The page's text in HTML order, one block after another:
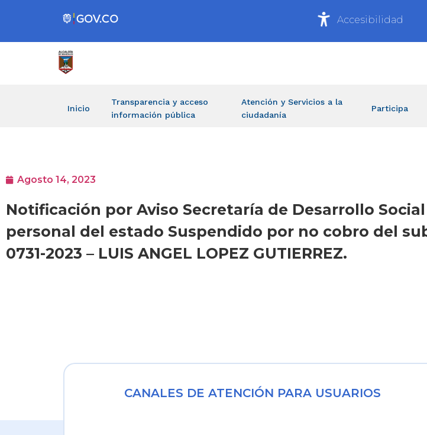
Accesibilidad
Inicio
Transparencia y acceso
información pública
Atención y Servicios a la
ciudadanía
Participa
Agosto 14, 2023
Notificación por Aviso Secretaría de Desarrollo
personal del estado Suspendido por no cobro del
0731-2023 – LUIS ANGEL LOPEZ GUTIERREZ.
CANALES DE ATENCIÓN PARA USUARIOS